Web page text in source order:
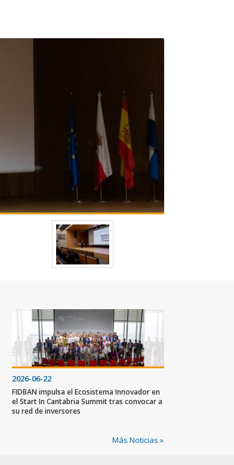
2026-06-22
FIDBAN impulsa el Ecosistema Innovador en
el Start In Cantabria Summit tras convocar a
su red de inversores
Más Noticias »